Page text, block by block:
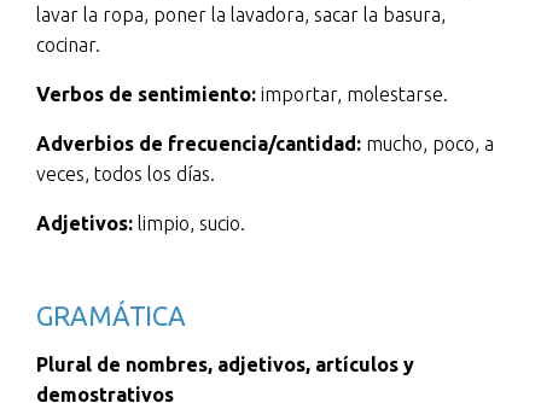
lavar la ropa, poner la lavadora, sacar la basura,
cocinar.
Verbos de sentimiento: importar, molestarse.
Adverbios de frecuencia/cantidad: mucho, poco, a
veces, todos los días.
Adjetivos: limpio, sucio.
GRAMÁTICA
Plural de nombres, adjetivos, artículos y
demostrativos